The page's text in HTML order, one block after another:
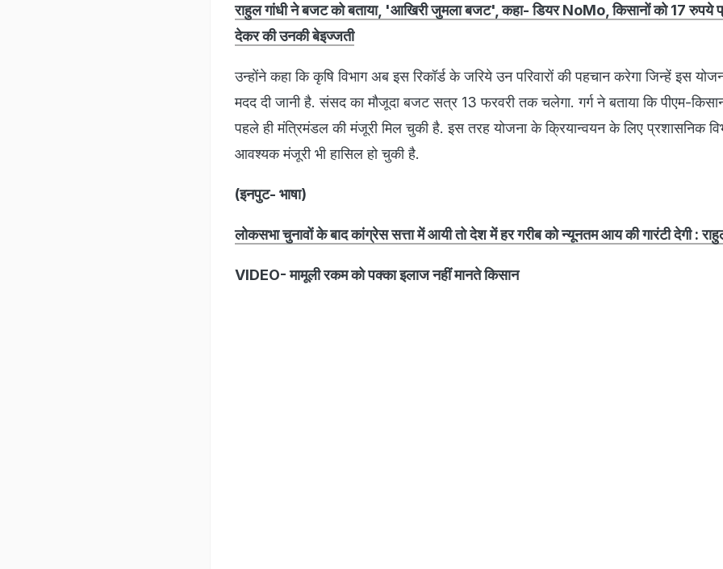
राहुल गांधी ने बजट को बताया, 'आखिरी जुमला बजट', कहा- डियर NoMo, किसानों को 17 रुपये
देकर की उनकी बेइज्जती
उन्होंने कहा कि कृषि विभाग अब इस रिकॉर्ड के जरिये उन परिवारों की पहचान करेगा जिन्हें इस
मदद दी जानी है. संसद का मौजूदा बजट सत्र 13 फरवरी तक चलेगा. गर्ग ने बताया कि पीएम-
पहले ही मंत्रिमंडल की मंजूरी मिल चुकी है. इस तरह योजना के क्रियान्वयन के लिए प्रशासनिक
आवश्यक मंजूरी भी हासिल हो चुकी है.
(इनपुट- भाषा)
लोकसभा चुनावों के बाद कांग्रेस सत्ता में आयी तो देश में हर गरीब को न्यूनतम आय की गारंटी देगी :
VIDEO- मामूली रकम को पक्का इलाज नहीं मानते किसान